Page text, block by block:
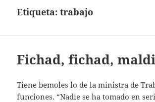
Etiqueta:trabajo
Fichad, fichad,
Tiene bemoles lo de la ministra de
funciones. “Nadie se ha tomado en